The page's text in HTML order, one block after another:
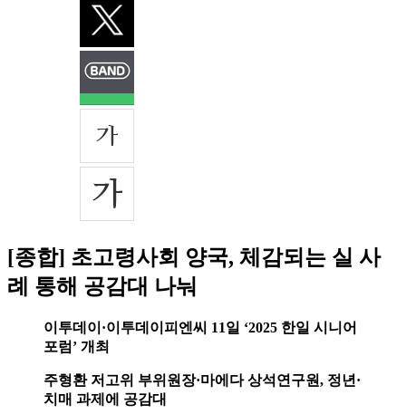
[종합] 초고령사회 양국, 체감되는 실 사
례 통해 공감대 나눠
이투데이·이투데이피엔씨 11일 ‘2025 한일 시니어
포럼’ 개최
주형환 저고위 부위원장·마에다 상석연구원, 정년·
치매 과제에 공감대